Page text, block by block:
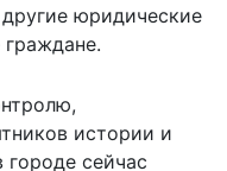
юридические
истории и
городе сейчас